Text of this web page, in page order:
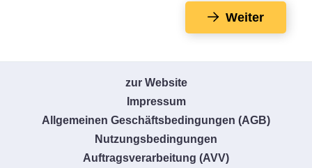
Weiter
zur Website
Impressum
Allgemeinen Geschäftsbedingungen (AGB)
Nutzungsbedingungen
Auftragsverarbeitung (AVV)